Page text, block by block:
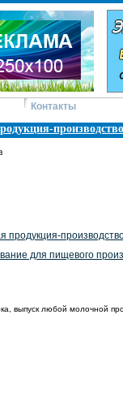
Контакты
продукция-
для пищевого
выпуск любой молочной